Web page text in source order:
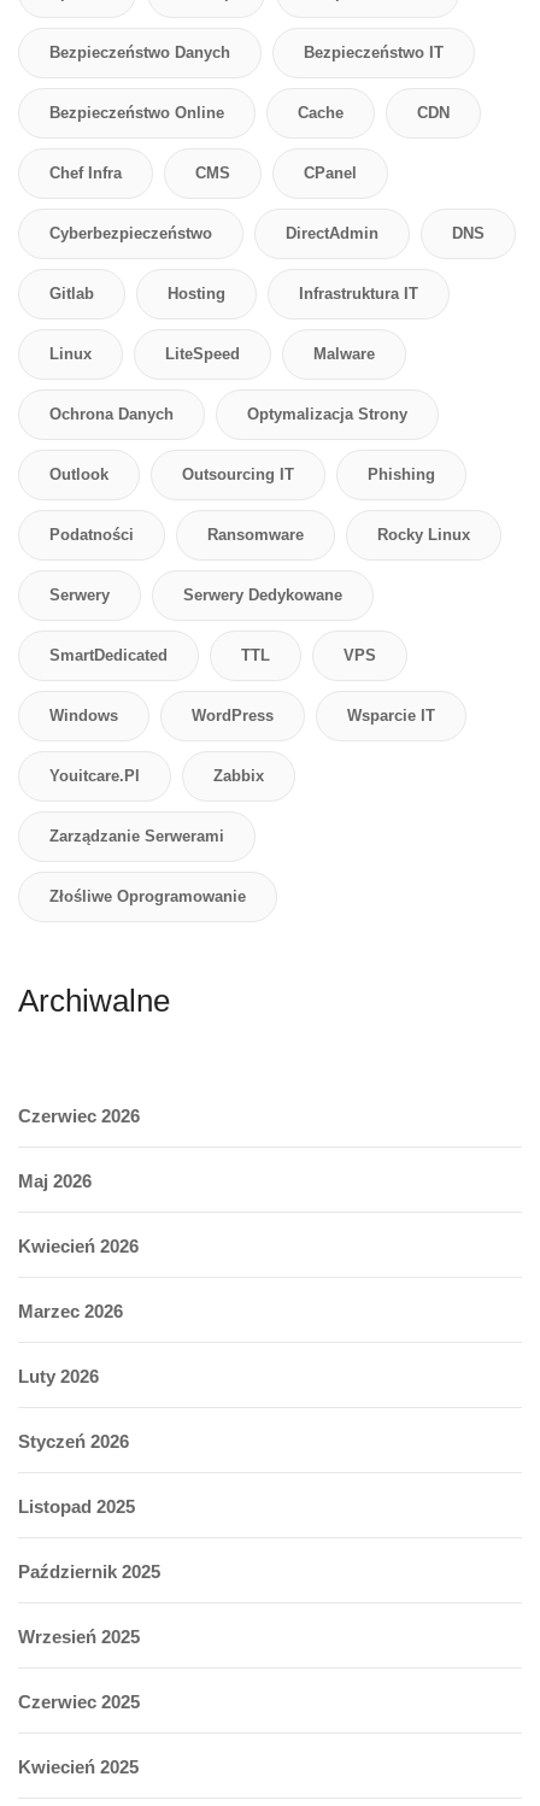
Bezpieczeństwo Danych Bezpieczeństwo IT
Bezpieczeństwo Online Cache CDN
Chef Infra CMS CPanel
Cyberbezpieczeństwo DirectAdmin DNS
Gitlab Hosting Infrastruktura IT
Linux LiteSpeed Malware
Ochrona Danych Optymalizacja Strony
Outlook Outsourcing IT Phishing
Podatności Ransomware Rocky Linux
Serwery Serwery Dedykowane
SmartDedicated TTL VPS
Windows WordPress Wsparcie IT
Youitcare.pl Zabbix
Zarządzanie Serwerami
Złośliwe Oprogramowanie
Archiwalne
Czerwiec 2026
Maj 2026
Kwiecień 2026
Marzec 2026
Luty 2026
Styczeń 2026
Listopad 2025
Październik 2025
Wrzesień 2025
Czerwiec 2025
Kwiecień 2025